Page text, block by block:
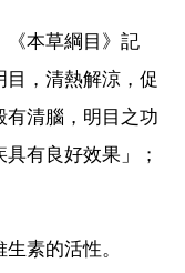
《本草綱目》記
，清熱解涼，促
清腦，明目之功
有良好效果」；
素的活性。